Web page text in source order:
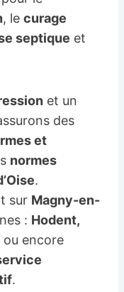
, le curage
septique et
et un
des
et
normes
.
sur Magny-en-
: Hodent,
ou encore
.